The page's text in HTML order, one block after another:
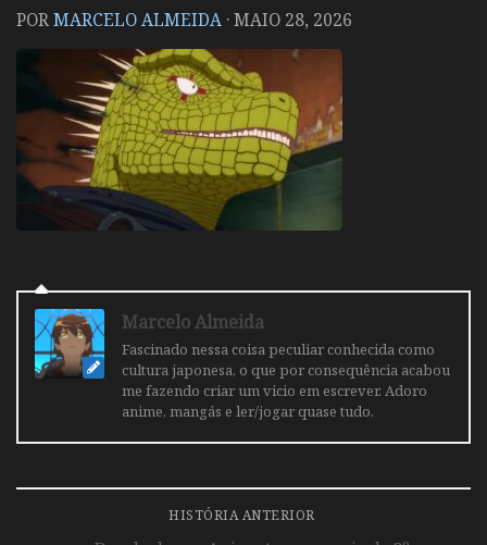
PORMARCELO ALMEIDA ·MAIO 28, 2026
Marcelo Almeida
Fascinado nessa coisa peculiar conhecida como
cultura japonesa, o que por consequência acabou
me fazendo criar um vicio em escrever. Adoro
anime, mangás e ler/jogar quase tudo.
HISTÓRIA ANTERIOR